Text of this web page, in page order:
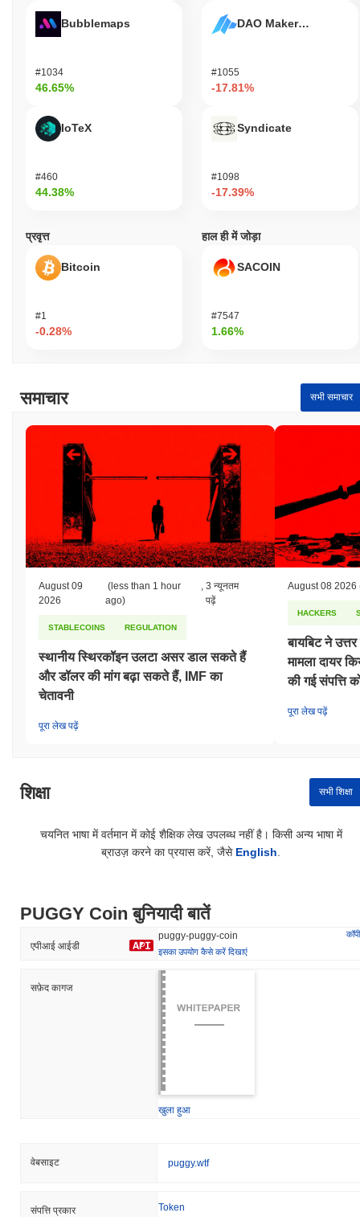
Bubblemaps
#1034
46.65%
IoTeX
#460
44.38%
DAO Maker Token
#1055
-17.81%
Syndicate
#1098
-17.39%
प्रवृत्त
Bitcoin
#1
-0.28%
हाल ही में जोड़ा
SACOIN
#7547
1.66%
समाचार सभी समाचार
August 09
2026
(less than 1 hour
ago)
3 न्यूनतम
पढ़ें
STABLECOINS REGULATION
स्थानीय स्थिरकॉइन उलटा असर डाल सकते हैं
और डॉलर की मांग बढ़ा सकते हैं, IMF का
चेतावनी
पूरा लेख पढ़ें
August 08 2026
HACKERS
बायबिट ने
मामला दायर
की गई संपत्ति
पूरा लेख पढ़ें
शिक्षा सभी शिक्षा
चयनित भाषा में वर्तमान में कोई शैक्षिक लेख उपलब्ध नहीं है। किसी अन्य भाषा में
ब्राउज़ करने का प्रयास करें, जैसे English
PUGGY Coin बुनियादी बातें
एपीआई आईडी
puggy-puggy-coin
कॉपी
इसका उपयोग कैसे करें दिखाएं
सफ़ेद कागज
खुला हुआ
वेबसाइट puggy.wtf
संपत्ति प्रकार Token